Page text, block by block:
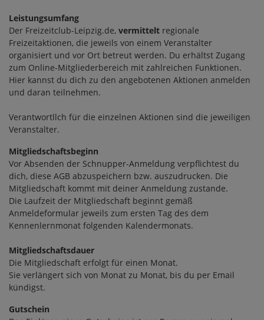
Leistungsumfang
Der Freizeitclub-Leipzig.de, vermittelt regionale
Freizeitaktionen, die jeweils von einem Veranstalter
organisiert und vor Ort betreut werden. Du erhältst Zugang
zum Online-Mitgliederbereich mit zahlreichen Funktionen.
Hier kannst du dich zu den angebotenen Aktionen anmelden
und daran teilnehmen.
Verantwortllch für die einzelnen Aktionen sind die jeweiligen
Veranstalter.
Mitgliedschaftsbeginn
Vor Absenden der Schnupper-Anmeldung verpflichtest du
dich, diese AGB abzuspeichern bzw. auszudrucken. Die
Mitgliedschaft kommt mit deiner Anmeldung zustande.
Die Laufzeit der Mitgliedschaft beginnt gemäß
Anmeldeformular jeweils zum ersten Tag des dem
Kennenlernmonat folgenden Kalendermonats.
Mitgliedschaftsdauer
Die Mitgliedschaft erfolgt für einen Monat.
Sie verlängert sich von Monat zu Monat, bis du per Email
kündigst.
Gutschein